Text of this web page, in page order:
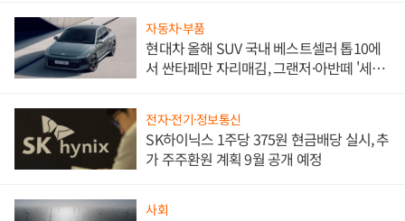
자동차·부품
현대차 올해 SUV 국내 베스트셀러 톱10에
서 싼타페만 자리매김, 그랜저·아반떼 '세단
전자·전기·정보통신
SK하이닉스 1주당 375원 현금배당 실시, 추
가 주주환원 계획 9월 공개 예정
사회